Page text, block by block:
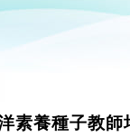
素養種子教師